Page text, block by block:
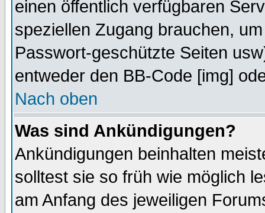
einen öffentlich verfügbaren
speziellen Zugang brauchen,
Passwort-geschützte Seiten
entweder den BB-Code [img]
Nach oben
Was sind Ankündigungen?
Ankündigungen beinhalten
solltest sie so früh wie möglich
am Anfang des jeweiligen